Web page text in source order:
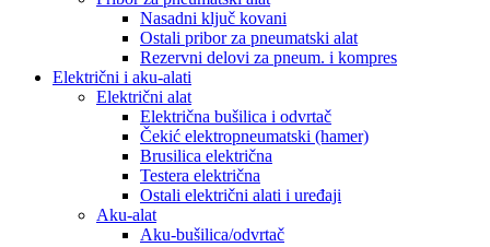
Nasadni ključ kovani
Ostali pribor za pneumatski alat
Rezervni delovi za pneum. i kompres
Električni i aku-alati
Električni alat
Električna bušilica i odvrtač
Čekić elektropneumatski (hamer)
Brusilica električna
Testera električna
Ostali električni alati i uređaji
Aku-alat
Aku-bušilica/odvrtač